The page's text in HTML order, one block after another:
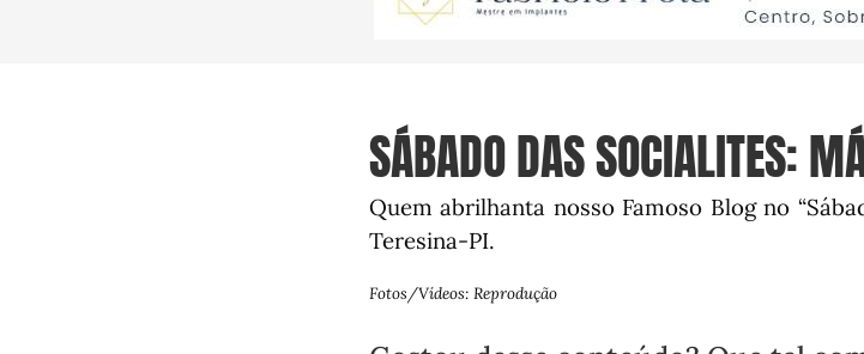
SÁBADO DAS SOCIALITES:
Quem abrilhanta nosso Famoso Blog no
Teresina-PI.
Fotos/Vídeos: Reprodução